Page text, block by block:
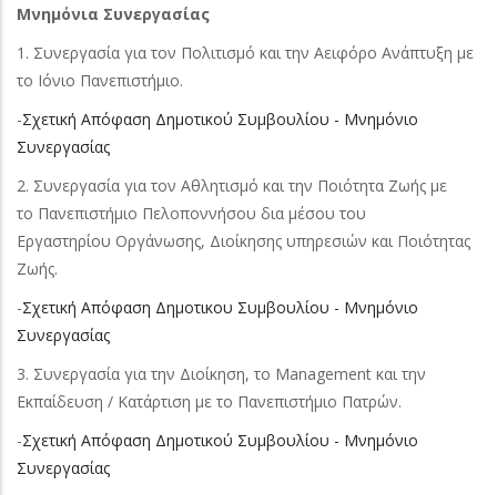
Μνημόνια Συνεργασίας
1. Συνεργασία για τον Πολιτισμό και την Αειφόρο Ανάπτυξη με
το Ιόνιο Πανεπιστήμιο.
-Σχετική Απόφαση Δημοτικού Συμβουλίου - Μνημόνιο
Συνεργασίας
2. Συνεργασία για τον Αθλητισμό και την Ποιότητα Ζωής με
το Πανεπιστήμιο Πελοποννήσου δια μέσου του
Εργαστηρίου Οργάνωσης, Διοίκησης υπηρεσιών και Ποιότητας
Ζωής.
-Σχετική Απόφαση Δημοτικου Συμβουλίου - Μνημόνιο
Συνεργασίας
3. Συνεργασία για την Διοίκηση, το Management και την
Εκπαίδευση / Κατάρτιση με το Πανεπιστήμιο Πατρών.
-Σχετική Απόφαση Δημοτικού Συμβουλίου - Μνημόνιο
Συνεργασίας